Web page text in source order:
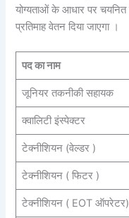
योग्यताओं के आधार पर
प्रतिमाह वेतन दिया जाएगा ।
पद का नाम
जूनियर तकनीकी सहायक
क्वालिटी इंस्पेक्टर
टेक्नीशियन (वेल्डर )
टेक्नीशियन ( फिटर )
टेक्नीशियन ( EOT ऑपरेटर)